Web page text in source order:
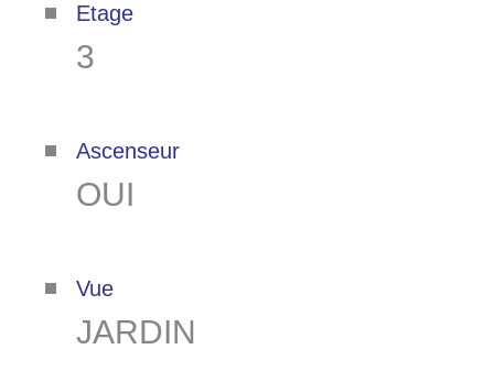
Etage
3
Ascenseur
OUI
Vue
JARDIN